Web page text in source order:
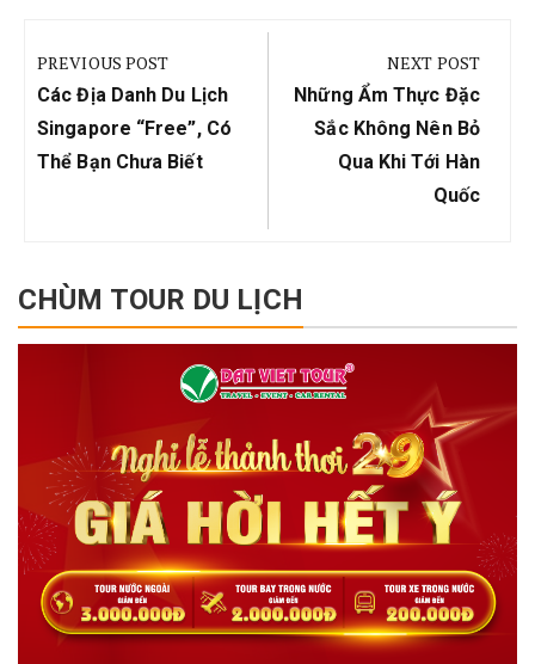
hướng
bài
viết
PREVIOUS POST
Previous
Post:
Các Địa Danh Du Lịch
Singapore “free”, Có
Thể Bạn Chưa Biết
NEXT POST
Next
Post:
Những Ẩm Thực Đặc
Sắc Không Nên Bỏ
Qua Khi Tới Hàn
Quốc
CHÙM TOUR DU LỊCH